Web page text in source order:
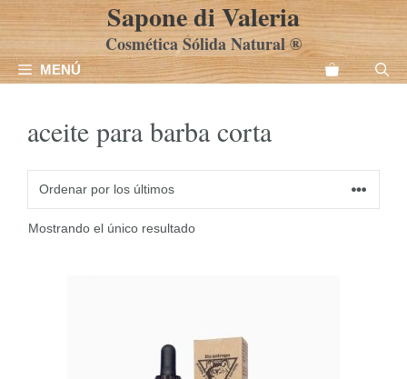
al
Sapone di Valeria
Cosmética Sólida Natural ®
MENÚ
aceite para barba corta
Mostrando el único resultado